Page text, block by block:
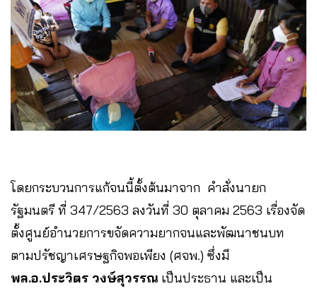
โดยกระบวนการแก้จนนี้ตั้งต้นมาจาก คำสั่งนายก
รัฐมนตรี ที่ 347/2563 ลงวันที่ 30 ตุลาคม 2563 เรื่องจัด
ตั้งศูนย์อำนวยการขจัดความยากจนและพัฒนาชนบท
ตามปรัชญาเศรษฐกิจพอเพียง (ศจพ.) ซึ่งมี
พล.อ.ประวิตร วงษ์สุวรรณ เป็นประธาน และเป็น